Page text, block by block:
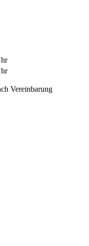
Vereinbarung